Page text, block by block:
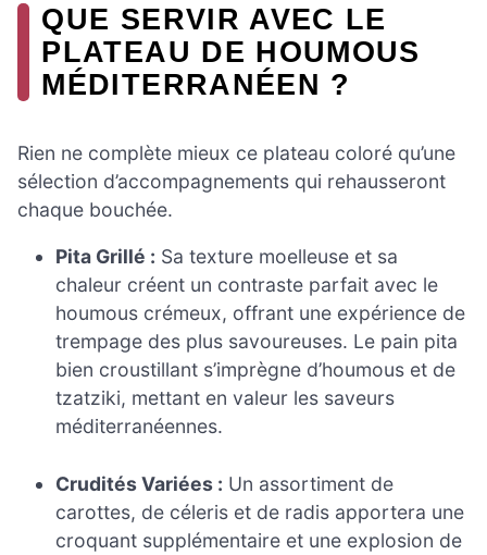
QUE SERVIR AVEC LE
PLATEAU DE HOUMOUS
MÉDITERRANÉEN ?
Rien ne complète mieux ce plateau coloré qu’une
sélection d’accompagnements qui rehausseront
chaque bouchée.
Pita Grillé : Sa texture moelleuse et sa
chaleur créent un contraste parfait avec le
houmous crémeux, offrant une expérience de
trempage des plus savoureuses. Le pain pita
bien croustillant s’imprègne d’houmous et de
tzatziki, mettant en valeur les saveurs
méditerranéennes.
Crudités Variées : Un assortiment de
carottes, de céleris et de radis apportera une
croquant supplémentaire et une explosion de